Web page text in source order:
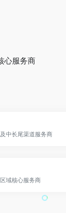
心服务商
中长尾渠道服务商
域核心服务商